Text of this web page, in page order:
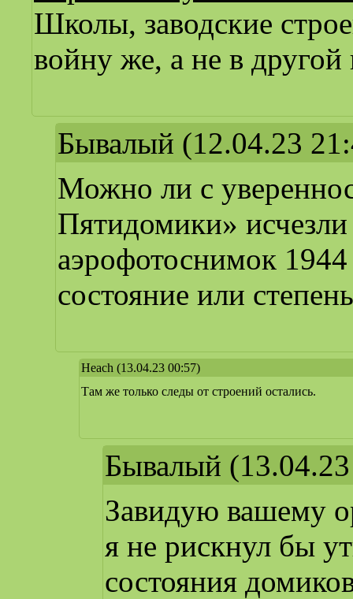
Школы, заводские
войну же, а не в другой
Бывалый (12.04.23
Можно ли с
Пятидомики»
аэрофотоснимок
состояние или
Heach (13.04.23 00:57)
Там же только следы от строений остались.
Бывалый
Завидую вашему
я не рискнул бы
состояния